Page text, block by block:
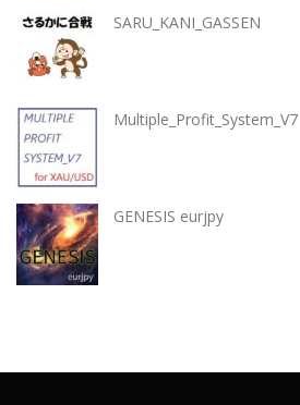
SARU_KANI_GASSEN
Multiple_Profit_System_V7
GENESIS eurjpy